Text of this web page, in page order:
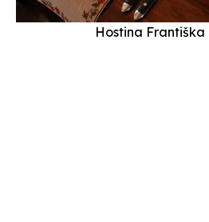
Hostina